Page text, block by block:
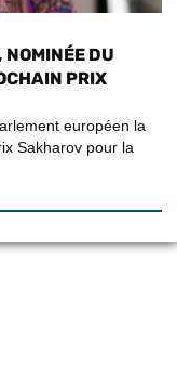
NOMINÉE DU
PRIX
européen la
Sakharov pour la